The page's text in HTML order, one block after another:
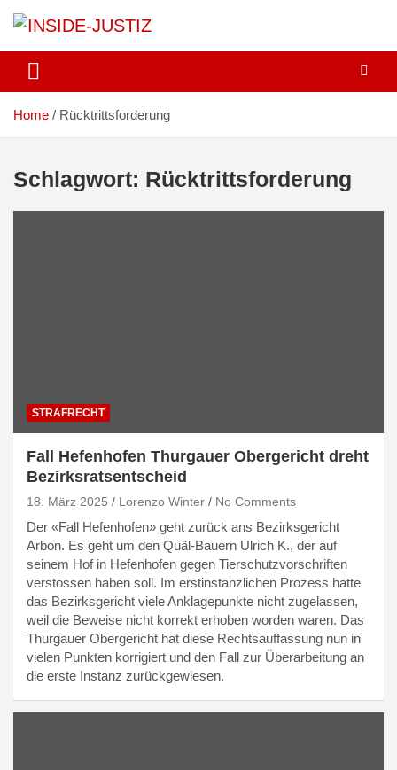
INSIDE-JUSTIZ
Home Rücktrittsforderung
Schlagwort: Rücktrittsforderung
STRAFRECHT
Fall Hefenhofen Thurgauer Obergericht dreht
Bezirksratsentscheid
18. März 2025 Lorenzo Winter No Comments
Der «Fall Hefenhofen» geht zurück ans Bezirksgericht
Arbon. Es geht um den Quäl-Bauern Ulrich K., der auf
seinem Hof in Hefenhofen gegen Tierschutzvorschriften
verstossen haben soll. Im erstinstanzlichen Prozess hatte
das Bezirksgericht viele Anklagepunkte nicht zugelassen,
weil die Beweise nicht korrekt erhoben worden waren. Das
Thurgauer Obergericht hat diese Rechtsauffassung nun in
vielen Punkten korrigiert und den Fall zur Überarbeitung an
die erste Instanz zurückgewiesen.